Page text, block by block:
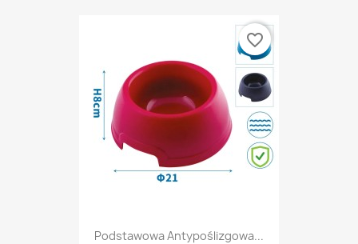
Podstawowa Antypoślizgowa...
favorite_border